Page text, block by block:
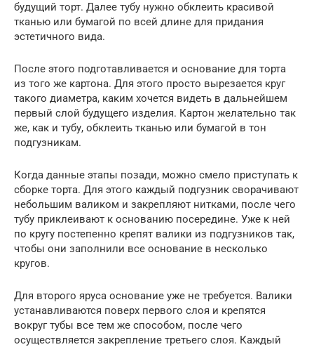
будущий торт. Далее тубу нужно обклеить красивой
тканью или бумагой по всей длине для придания
эстетичного вида.
После этого подготавливается и основание для торта
из того же картона. Для этого просто вырезается круг
такого диаметра, каким хочется видеть в дальнейшем
первый слой будущего изделия. Картон желательно так
же, как и тубу, обклеить тканью или бумагой в тон
подгузникам.
Когда данные этапы позади, можно смело приступать к
сборке торта. Для этого каждый подгузник сворачивают
небольшим валиком и закрепляют нитками, после чего
тубу приклеивают к основанию посередине. Уже к ней
по кругу постепенно крепят валики из подгузников так,
чтобы они заполнили все основание в несколько
кругов.
Для второго яруса основание уже не требуется. Валики
устанавливаются поверх первого слоя и крепятся
вокруг тубы все тем же способом, после чего
осуществляется закрепление третьего слоя. Каждый